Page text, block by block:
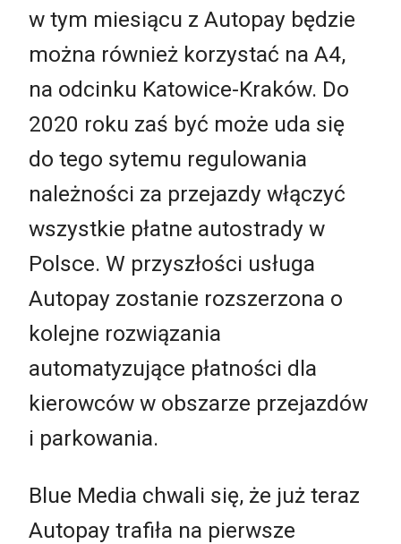
w tym miesiącu z Autopay będzie
można również korzystać na A4,
na odcinku Katowice-Kraków. Do
2020 roku zaś być może uda się
do tego sytemu regulowania
należności za przejazdy włączyć
wszystkie płatne autostrady w
Polsce. W przyszłości usługa
Autopay zostanie rozszerzona o
kolejne rozwiązania
automatyzujące płatności dla
kierowców w obszarze przejazdów
i parkowania.
Blue Media chwali się, że już teraz
Autopay trafiła na pierwsze